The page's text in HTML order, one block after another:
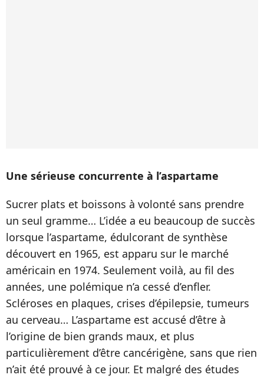
Une sérieuse concurrente à l’aspartame
Sucrer plats et boissons à volonté sans prendre
un seul gramme… L’idée a eu beaucoup de succès
lorsque l’aspartame, édulcorant de synthèse
découvert en 1965, est apparu sur le marché
américain en 1974. Seulement voilà, au fil des
années, une polémique n’a cessé d’enfler.
Scléroses en plaques, crises d’épilepsie, tumeurs
au cerveau… L’aspartame est accusé d’être à
l’origine de bien grands maux, et plus
particulièrement d’être cancérigène, sans que rien
n’ait été prouvé à ce jour. Et malgré des études